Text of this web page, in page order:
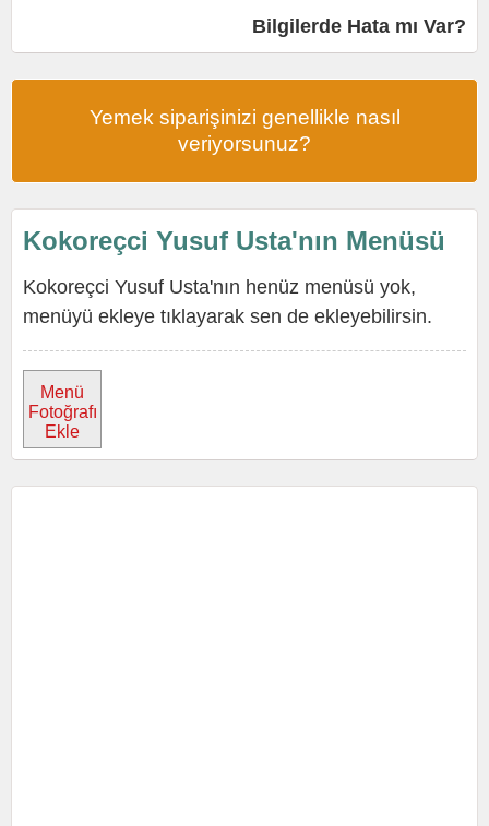
Bilgilerde Hata mı Var?
Yemek siparişinizi genellikle nasıl
veriyorsunuz?
Kokoreçci Yusuf Usta'nın Menüsü
Kokoreçci Yusuf Usta'nın henüz menüsü yok,
menüyü ekleye tıklayarak sen de ekleyebilirsin.
Menü
Fotoğrafı
Ekle